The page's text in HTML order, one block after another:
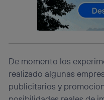
De momento los
realizado algunas
publicitarios y
lo que cualquier persona
consienta el uso de la
identificador. Típicamente:
Si utilizas una
actividades de
que hayan dado su
Si utilizas datos
personalizado, ya que